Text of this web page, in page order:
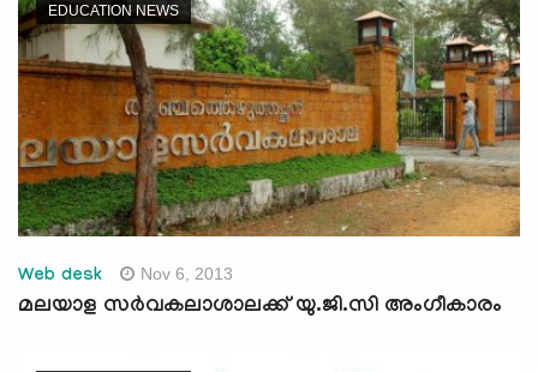
EDUCATION NEWS
Web desk Nov 6, 2013
മലയാള സര്‍വകലാശാലക്ക് യു.ജി.സി അംഗീകാരം